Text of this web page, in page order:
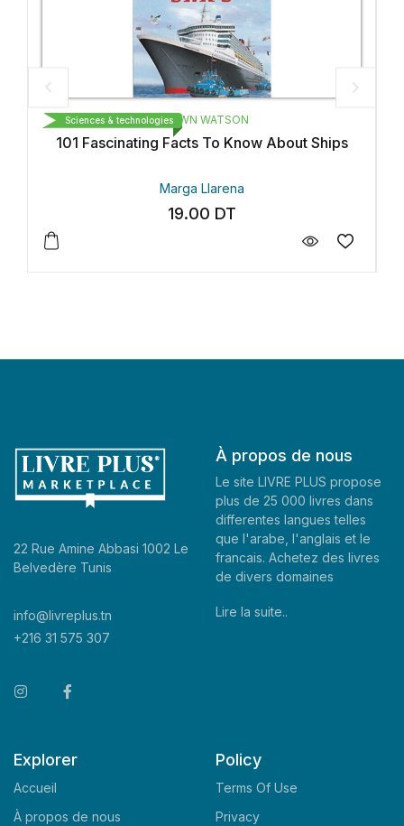
BROWN WATSON
Facts To Know About Ships 101 Fascinating
22 Rue Amine Abbasi 1002 Le
Belvedère Tunis
info@livreplus.tn
+216 31 575 307
À propos de nous
Le site LIVRE PLUS propose
plus de 25 000 livres dans
differentes langues telles
que l'arabe, l'anglais et le
francais. Achetez des livres
de divers domaines
Lire la suite..
Explorer
Accueil
À propos de nous
Policy
Terms Of Use
Privacy